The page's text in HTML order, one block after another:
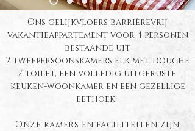
Ons gelijkvloers barrièrevrij
vakantieappartement voor 4 personen
bestaande uit
2 tweepersoonskamers elk met douche
/ toilet, een volledig uitgeruste
keuken-woonkamer en een gezellige
eethoek.
Onze kamers en faciliteiten zijn